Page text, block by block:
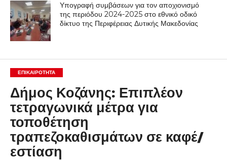
Υπογραφή συμβάσεων για τον αποχιονισμό
της περιόδου 2024-2025 στο εθνικό οδικό
δίκτυο της Περιφέρειας Δυτικής Μακεδονίας
ΕΠΙΚΑΙΡΟΤΗΤΑ
Δήμος Κοζάνης: Επιπλέον
τετραγωνικά μέτρα για
τοποθέτηση
τραπεζοκαθισμάτων σε καφέ/
εστίαση